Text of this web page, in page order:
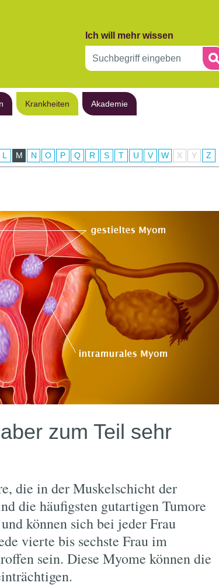
Ich will mehr wissen
Krankheiten Akademie
L M N O P Q R S T U V W X Y Z
zum Teil sehr
die in der Muskelschicht der
die häufigsten gutartigen Tumore
können sich bei jeder Frau
vierte bis sechste Frau im
sein. Diese Myome können die